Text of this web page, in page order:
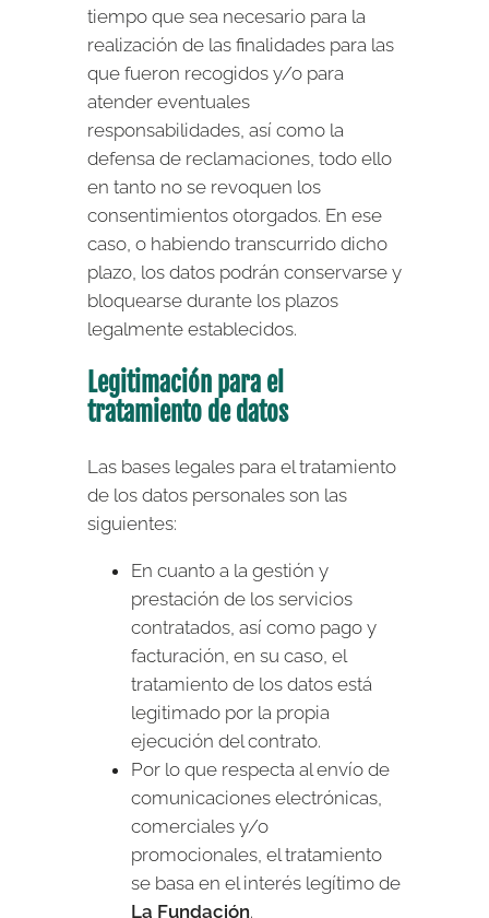
tiempo que sea necesario para la
realización de las finalidades para las
que fueron recogidos y/o para
atender eventuales
responsabilidades, así como la
defensa de reclamaciones, todo ello
en tanto no se revoquen los
consentimientos otorgados. En ese
caso, o habiendo transcurrido dicho
plazo, los datos podrán conservarse y
bloquearse durante los plazos
legalmente establecidos.
Legitimación para el
tratamiento de datos
Las bases legales para el tratamiento
de los datos personales son las
siguientes:
En cuanto a la gestión y
prestación de los servicios
contratados, así como pago y
facturación, en su caso, el
tratamiento de los datos está
legitimado por la propia
ejecución del contrato.
Por lo que respecta al envío de
comunicaciones electrónicas,
comerciales y/o
promocionales, el tratamiento
se basa en el interés legítimo de
La Fundación.